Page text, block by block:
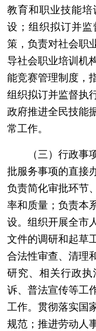
教育和职业技能
设；组织拟订并
策，负责对社会职
导社会职业培训机
能竞赛管理制度，
组织拟订并监督执
政府推进全民技能
常工作。
（三）行政事项
批服务事项的直接
负责简化审批环节
率和质量；负责本
设。组织开展全市
文件的调研和起草
合法性审查、清理
研究、相关行政
诉、普法宣传等工
工作。贯彻落实国
规范；推进劳动人